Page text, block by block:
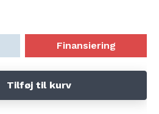
bredde, Halogenlys-
Finansiering
Tilføj til kurv